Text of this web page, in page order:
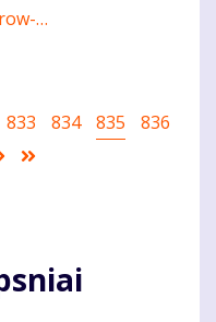
…
Puslapis
833 Puslapis
834
Current
835 Puslapis
836
Sekantis